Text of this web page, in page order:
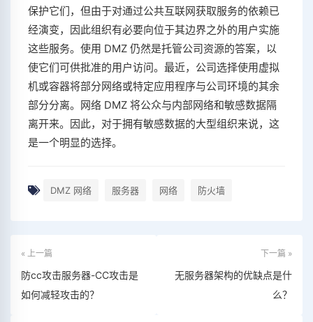
保护它们，但由于对通过公共互联网获取服务的依赖已
经演变，因此组织有必要向位于其边界之外的用户实施
这些服务。使用 DMZ 仍然是托管公司资源的答案，以
使它们可供批准的用户访问。最近，公司选择使用虚拟
机或容器将部分网络或特定应用程序与公司环境的其余
部分分离。网络 DMZ 将公众与内部网络和敏感数据隔
离开来。因此，对于拥有敏感数据的大型组织来说，这
是一个明显的选择。
DMZ 网络 服务器 网络 防火墙
« 上一篇
防cc攻击服务器-CC攻击是
如何减轻攻击的？
下一篇 »
无服务器架构的优缺点是什
么？